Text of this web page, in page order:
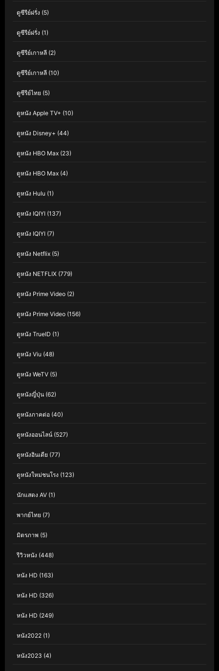
ดูซีรีย์ฝรั่ง (5)
ดูซีรีย์ฝรั่ง (1)
ดูซีรีย์เกาหลี (2)
ดูซีรีย์เกาหลี (10)
ดูซีรีย์ไทย (5)
ดูหนัง Apple TV+ (10)
ดูหนัง Disney+ (44)
ดูหนัง HBO Max (23)
ดูหนัง HBO Max (4)
ดูหนัง Hulu (1)
ดูหนัง IQIYI (137)
ดูหนัง IQIYI (7)
ดูหนัง Netflix (5)
ดูหนัง NETFLIX (779)
ดูหนัง Prime Video (2)
ดูหนัง Prime Video (156)
ดูหนัง TrueID (1)
ดูหนัง Viu (48)
ดูหนัง WeTV (5)
ดูหนังญี่ปุ่น (62)
ดูหนังภาคต่อ (40)
ดูหนังออนไลน์ (527)
ดูหนังอินเดีย (77)
ดูหนังใหม่ชนโรง (123)
นักแสดง AV (1)
พากย์ไทย (7)
มิตรภาพ (5)
รีวิวหนัง (448)
หนัง HD (163)
หนัง HD (326)
หนัง HD (249)
หนัง2022 (1)
หนัง2023 (4)